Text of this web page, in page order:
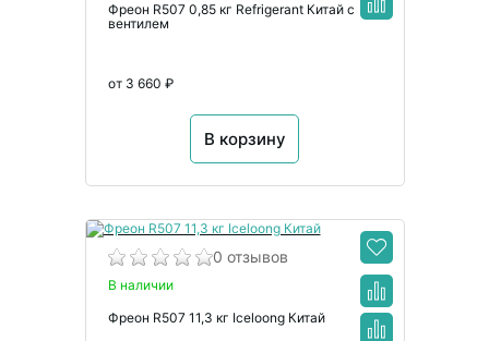
Фреон R507 0,85 кг Refrigerant Китай с
вентилем
от 3 660 ₽
В корзину
0 отзывов
В наличии
Фреон R507 11,3 кг Iceloong Китай